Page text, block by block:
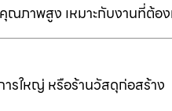
คุณภาพสูง เหมาะกับงานที่ต้
รใหญ่ หรือร้านวัสดุก่อสร้าง